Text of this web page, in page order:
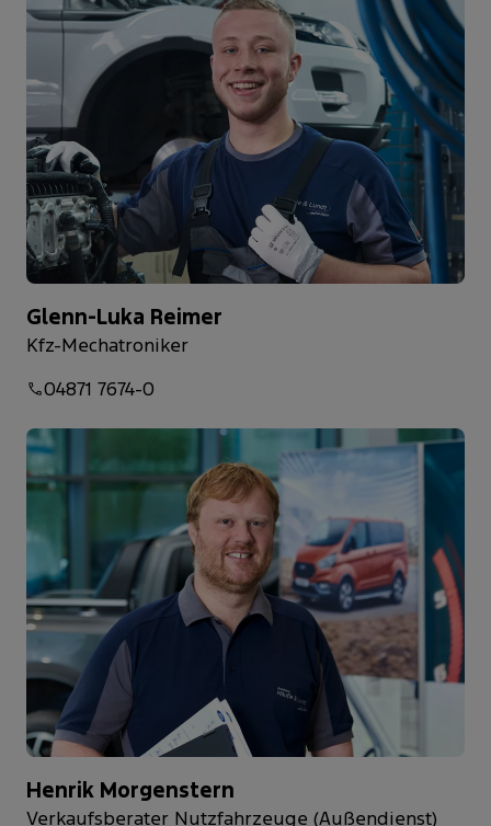
Glenn-Luka Reimer
Kfz-Mechatroniker
04871 7674-0
Henrik Morgenstern
Verkaufsberater Nutzfahrzeuge (Außendienst)